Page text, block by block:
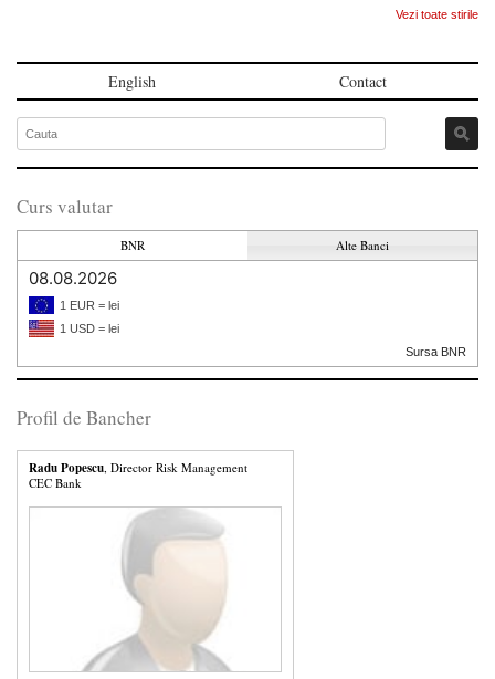
Vezi toate stirile
English Contact
Curs valutar
BNR Alte Banci
08.08.2026
1 EUR = lei
1 USD = lei
Sursa BNR
Profil de Bancher
Radu Popescu, Director Risk Management
CEC Bank